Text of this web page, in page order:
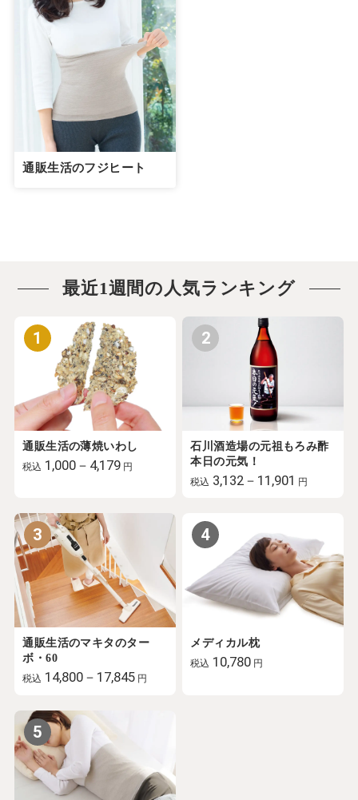
通販生活のフジヒート
最近1週間の人気ランキング
通販生活の薄焼いわし
税込 1,000－4,179 円
1
石川酒造場の元祖もろみ酢
本日の元気！
税込 3,132－11,901 円
2
通販生活のマキタのター
ボ・60
税込 14,800－17,845 円
3
メディカル枕
税込 10,780 円
4
5